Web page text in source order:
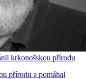
krkonošskou přírodu
přírodu a pomáhal